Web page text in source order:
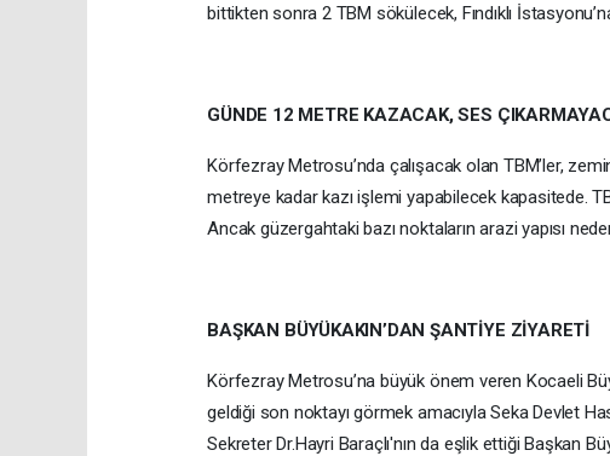
bittikten sonra 2 TBM sökülecek, Fındıklı
GÜNDE 12 METRE KAZACAK, SES
Körfezray Metrosu’nda çalışacak olan TBM’ler,
metreye kadar kazı işlemi yapabilecek kapasitede.
Ancak güzergahtaki bazı noktaların arazi yapısı
BAŞKAN BÜYÜKAKIN’DAN ŞANTİYE ZİYARETİ
Körfezray Metrosu’na büyük önem veren Kocaeli
geldiği son noktayı görmek amacıyla Seka Devlet
Sekreter Dr.Hayri Baraçlı'nın da eşlik ettiği Başkan